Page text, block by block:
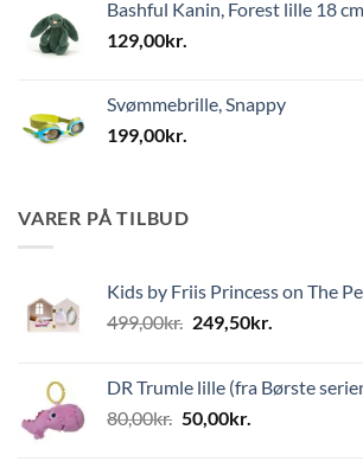
Bashful Kanin, Forest lille 18 cm
129,00kr.
Svømmebrille, Snappy
199,00kr.
VARER PÅ TILBUD
Kids by Friis Princess on The
499,00kr. Den
var:
499,00kr..
249,50kr.
er:
DR Trumle lille (fra Børste
80,00kr. Den
50,00kr.